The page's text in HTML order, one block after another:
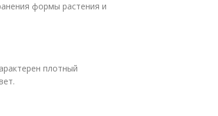
формы растения и
плотный